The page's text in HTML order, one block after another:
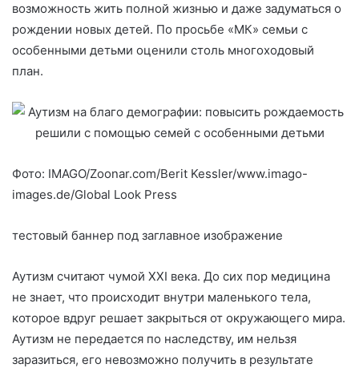
возможность жить полной жизнью и даже задуматься о
рождении новых детей. По просьбе «МК» семьи с
особенными детьми оценили столь многоходовый
план.
Фото: IMAGO/Zoonar.com/Berit Kessler/www.imago-
images.de/Global Look Press
тестовый баннер под заглавное изображение
Аутизм считают чумой ХХI века. До сих пор медицина
не знает, что происходит внутри маленького тела,
которое вдруг решает закрыться от окружающего мира.
Аутизм не передается по наследству, им нельзя
заразиться, его невозможно получить в результате